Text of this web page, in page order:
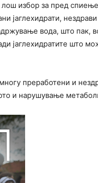
избор за пред
јаглехидрати,
вода, што пак,
јаглехидратите што
преработени и
и нарушување